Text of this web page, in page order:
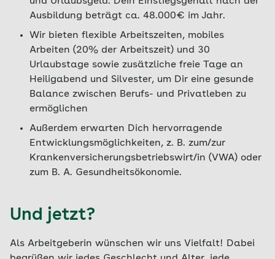
Ausbildung beträgt ca. 48.000€ im Jahr.
Wir bieten flexible Arbeitszeiten, mobiles
Arbeiten (20% der Arbeitszeit) und 30
Urlaubstage sowie zusätzliche freie Tage an
Heiligabend und Silvester, um Dir eine gesunde
Balance zwischen Berufs- und Privatleben zu
ermöglichen
Außerdem erwarten Dich hervorragende
Entwicklungsmöglichkeiten, z. B. zum/zur
Krankenversicherungsbetriebswirt/in (VWA) oder
zum B. A. Gesundheitsökonomie.
Und jetzt?
Als Arbeitgeberin wünschen wir uns Vielfalt! Dabei